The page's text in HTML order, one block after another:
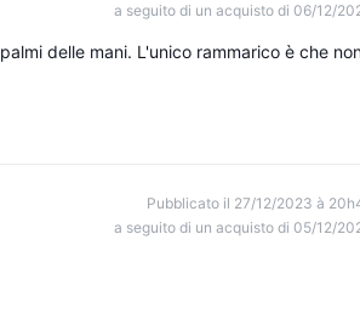
a seguito di un acquisto di 06/12/
delle mani. L'unico rammarico è che
Pubblicato il 27/12/2023 à
a seguito di un acquisto di 05/12/